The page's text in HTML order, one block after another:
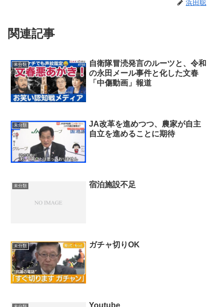
浜田聡
関連記事
未分類
自衛隊冒涜発言のルーツと、令和
の永田メール事件と化した文春
「中傷動画」報道
未分類
JA改革を進めつつ、農家が自主
自立を進めることに期待
未分類 宿泊施設不足
未分類 ガチャ切りOK
Youtube